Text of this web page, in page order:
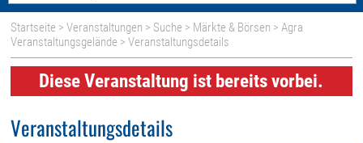
Startseite >Veranstaltungen > Suche > Märkte & Börsen >Agra
Veranstaltungsgelände > Veranstaltungsdetails
Diese Veranstaltung ist bereits vorbei.
Veranstaltungsdetails